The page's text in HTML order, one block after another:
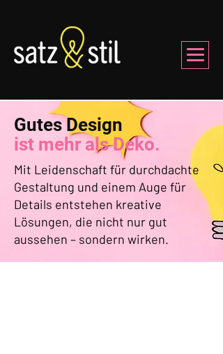
Gutes Design
ist mehr als Deko.
Mit Leidenschaft für durchdachte
Gestaltung und einem Auge für
Details entstehen kreative
Lösungen, die nicht nur gut
aussehen – sondern wirken.